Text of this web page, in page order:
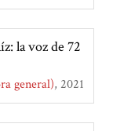
la voz de 72
general) 2021